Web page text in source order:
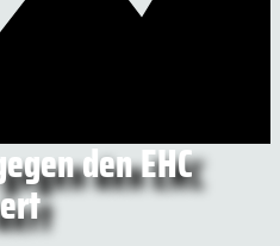
den EHC